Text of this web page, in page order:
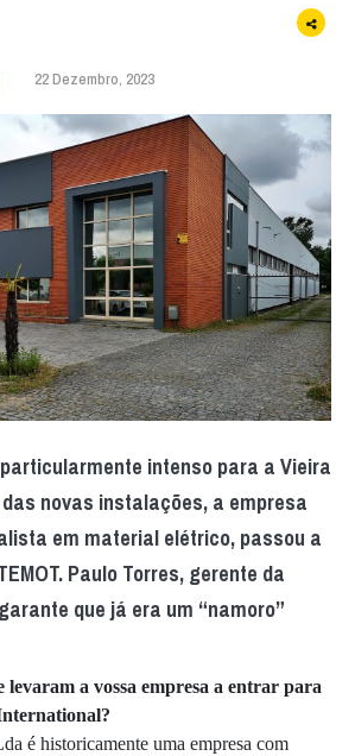
22 Dezembro, 2023
particularmente intenso para a Vieira
novas instalações, a empresa
em material elétrico, passou a
Paulo Torres, gerente da
que já era um “namoro”
levaram a vossa empresa a entrar para
é historicamente uma empresa com